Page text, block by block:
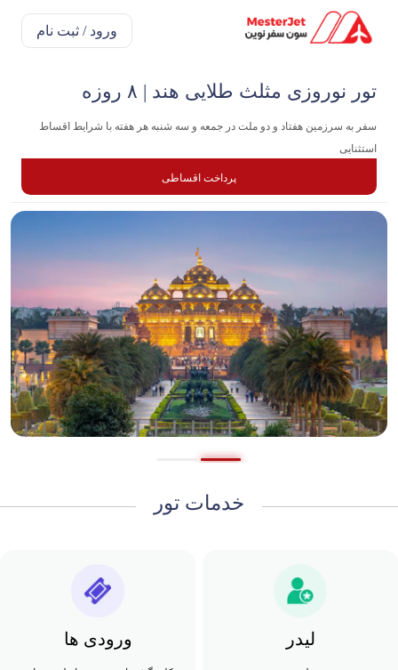
ورود / ثبت نام
تور نوروزی مثلث طلایی هند | ۸ روزه
سفر به سرزمین هفتاد و دو ملت در جمعه و سه شنبه هر هفته با شرایط اقساط
استثنایی
پرداخت اقساطی
خدمات تور
لیدر ورودی ها